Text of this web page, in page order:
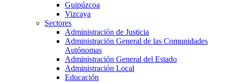
Guipúzcoa
Vizcaya
Sectores
Administración de Justicia
Administración General de las Comunidades
Autónomas
Administración General del Estado
Administración Local
Educación